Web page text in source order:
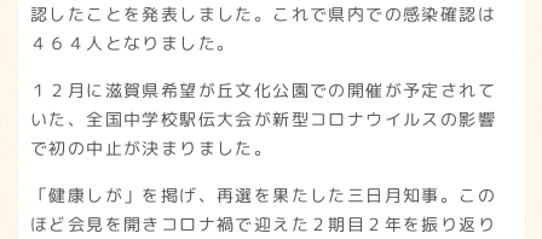
認したことを発表しました。これで県内での感染確認は
４６４人となりました。
１２月に滋賀県希望が丘文化公園での開催が予定されて
いた、全国中学校駅伝大会が新型コロナウイルスの影響
で初の中止が決まりました。
「健康しが」を掲げ、再選を果たした三日月知事。この
ほど会見を開きコロナ禍で迎えた２期目２年を振り返り